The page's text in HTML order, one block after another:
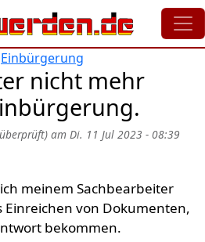
Einbürgerung
nicht mehr
am Di. 11 Jul 2023 - 08:39
meinem Sachbearbeiter
von Dokumenten,
bekommen.